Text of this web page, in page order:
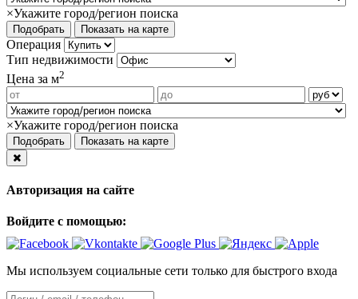
×Укажите город/регион поиска
Операция
Тип недвижимости
Цена за м2
×Укажите город/регион поиска
Авторизация на сайте
Войдите с помощью:
Мы используем социальные сети только для быстрого входа